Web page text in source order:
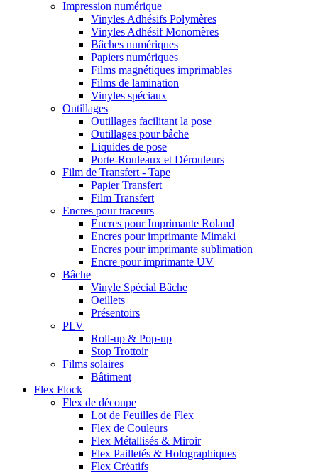
Impression numérique
Vinyles Adhésifs Polymères
Vinyles Adhésif Monomères
Bâches numériques
Papiers numériques
Films magnétiques imprimables
Films de lamination
Vinyles spéciaux
Outillages
Outillages facilitant la pose
Outillages pour bâche
Liquides de pose
Porte-Rouleaux et Dérouleurs
Film de Transfert - Tape
Papier Transfert
Film Transfert
Encres pour traceurs
Encres pour Imprimante Roland
Encres pour imprimante Mimaki
Encres pour imprimante sublimation
Encre pour imprimante UV
Bâche
Vinyle Spécial Bâche
Oeillets
Présentoirs
PLV
Roll-up & Pop-up
Stop Trottoir
Films solaires
Bâtiment
Flex Flock
Flex de découpe
Lot de Feuilles de Flex
Flex de Couleurs
Flex Métallisés & Miroir
Flex Pailletés & Holographiques
Flex Créatifs